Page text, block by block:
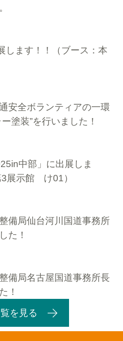
します！！（ブース：本
安全ボランティアの一環
塗装”を行いました！
中部」に出展しま
展示館 け01）
備局仙台河川国道事務所
た！
備局名古屋国道事務所長
！
を見る